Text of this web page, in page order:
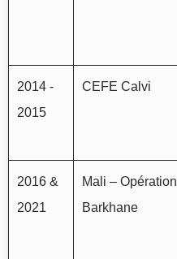
2014 -
2015
CEFE Calvi
2016 &
2021
Mali – Opération
Barkhane